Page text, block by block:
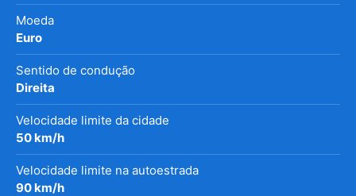
Moeda
Euro
Sentido de condução
Direita
Velocidade limite da cidade
50 km/h
Velocidade limite na autoestrada
90 km/h